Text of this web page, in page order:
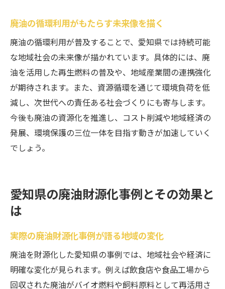
廃油の循環利用がもたらす未来像を描く
廃油の循環利用が普及することで、愛知県では持続可能
な地域社会の未来像が描かれています。具体的には、廃
油を活用した再生燃料の普及や、地域産業間の連携強化
が期待されます。また、資源循環を通じて環境負荷を低
減し、次世代への責任ある社会づくりにも寄与します。
今後も廃油の資源化を推進し、コスト削減や地域経済の
発展、環境保護の三位一体を目指す動きが加速していく
でしょう。
愛知県の廃油財源化事例とその効果と
は
実際の廃油財源化事例が語る地域の変化
廃油を財源化した愛知県の事例では、地域社会や経済に
明確な変化が見られます。例えば飲食店や食品工場から
回収された廃油がバイオ燃料や飼料原料として再活用さ